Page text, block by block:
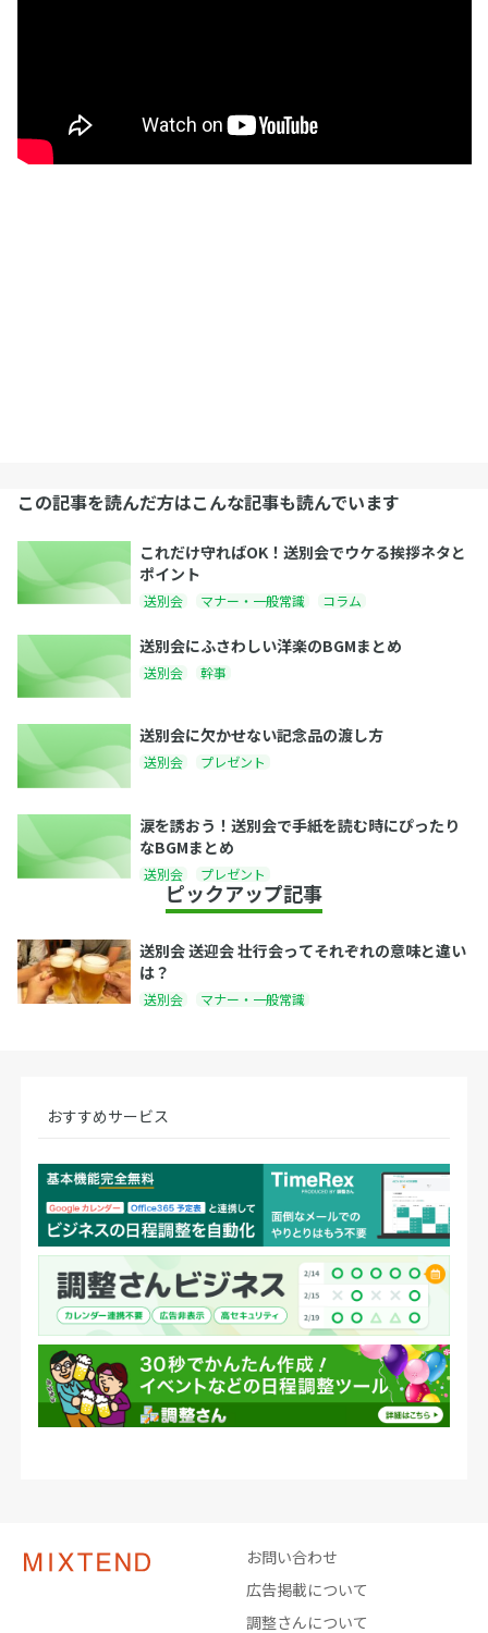
この記事を読んだ方はこんな記事も読んでいます
これだけ守ればOK！送別会でウケる挨拶ネタと
ポイント
送別会 マナー・一般常識 コラム
送別会にふさわしい洋楽のBGMまとめ
送別会 幹事
送別会に欠かせない記念品の渡し方
送別会 プレゼント
涙を誘おう！送別会で手紙を読む時にぴったり
なBGMまとめ
送別会 プレゼント
ピックアップ記事
送別会 送迎会 壮行会ってそれぞれの意味と違い
は？
送別会 マナー・一般常識
おすすめサービス
お問い合わせ
広告掲載について
調整さんについて